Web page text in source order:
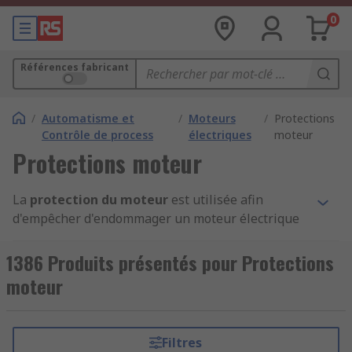
0
Références fabricant
/ Automatisme et
Contrôle de process
/ Moteurs
électriques
/ Protections
moteur
Protections moteur
La protection du moteur est utilisée afin
d'empêcher d'endommager un moteur électrique
ou de fonctionnement anormal. Le choix du type
de protection moteur dépend de la taille du
moteur concerné et des caractéristiques
nombre de phases.
1386 Produits présentés pour Protections
moteur
Filtres